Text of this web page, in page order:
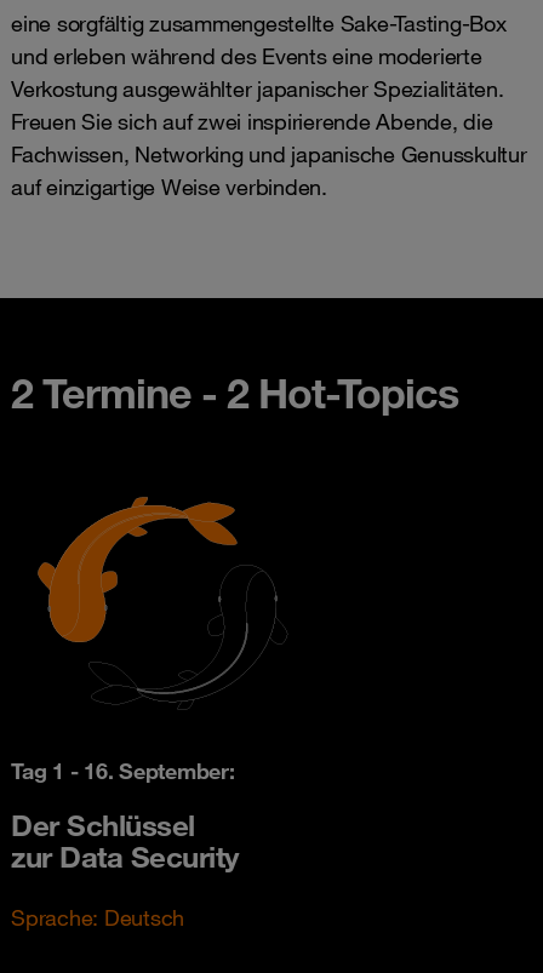
eine sorgfältig zusammengestellte Sake-Tasting-Box
und erleben während des Events eine moderierte
Verkostung ausgewählter japanischer Spezialitäten.
Freuen Sie sich auf zwei inspirierende Abende, die
Fachwissen, Networking und japanische Genusskultur
auf einzigartige Weise verbinden.
2 Termine - 2 Hot-Topics
Tag 1 - 16. September:
Der Schlüssel
zur Data Security
Sprache: Deutsch